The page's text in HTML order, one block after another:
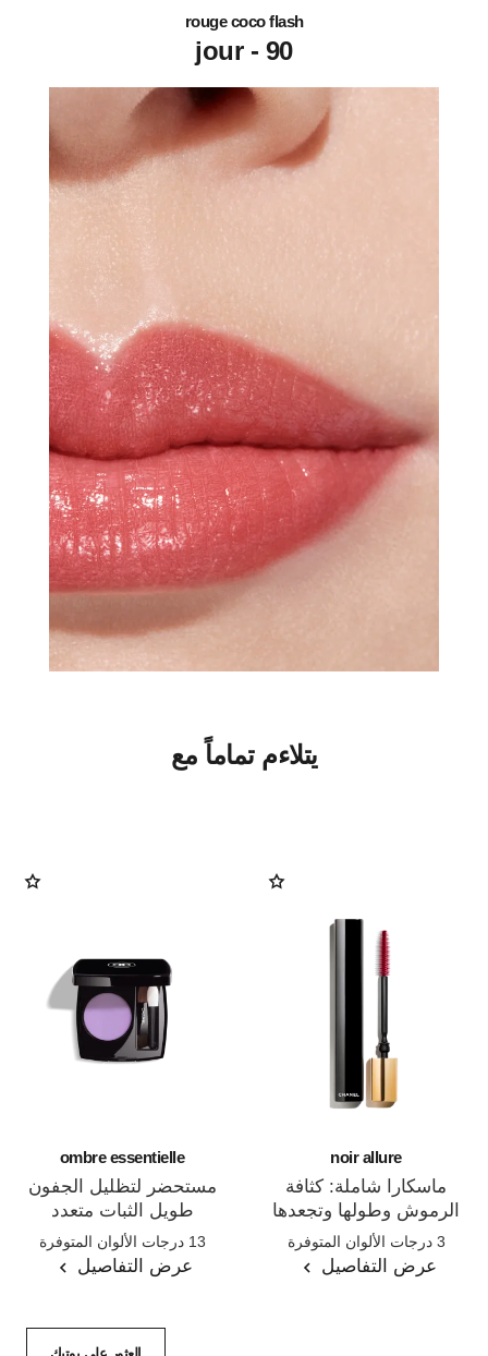
rouge coco flash
90 - jour
يتلاءم تماماً مع
noir allure
ماسكارا شاملة: كثافة
الرموش وطولها وتجعدها
وتحديدها
المرجع 190010
3 درجات الألوان المتوفرة
عرض التفاصيل
ombre essentielle
مستحضر لتظليل الجفون
طويل الثبات متعدد
الاستعمالات
المرجع 181232
13 درجات الألوان المتوفرة
عرض التفاصيل